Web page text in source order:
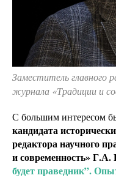
Заместитель главного
журнала «Традиции и
С большим интересом
кандидата
редактора научного
и современность» Г.А.
будет праведник”.